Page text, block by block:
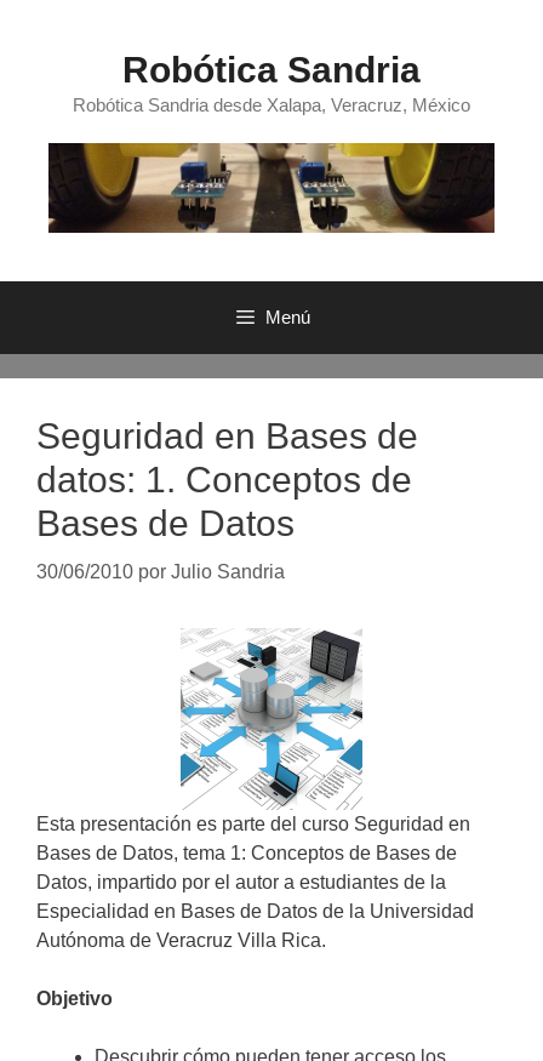
Robótica Sandria
Robótica Sandria desde Xalapa, Veracruz, México
Menú
Seguridad en Bases de
datos: 1. Conceptos de
Bases de Datos
30/06/2010 por Julio Sandria
Esta presentación es parte del curso Seguridad en
Bases de Datos, tema 1: Conceptos de Bases de
Datos, impartido por el autor a estudiantes de la
Especialidad en Bases de Datos de la Universidad
Autónoma de Veracruz Villa Rica.
Objetivo
Descubrir cómo pueden tener acceso los